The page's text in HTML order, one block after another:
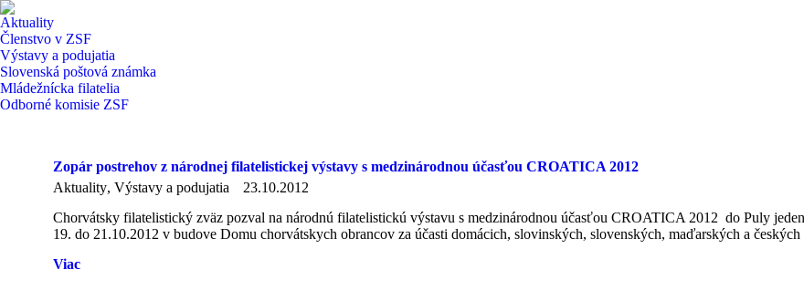
Aktuality
Členstvo v ZSF
Výstavy a podujatia
Slovenská poštová známka
Mládežnícka filatelia
Odborné komisie ZSF
Zopár postrehov z národnej filatelistickej výstavy s medzinárodnou účasťou CROATICA 2012
Aktuality, Výstavy a podujatia
23.10.2012
Chorvátsky filatelistický zväz pozval na národnú filatelistickú výstavu s medzinárodnou účasťou CROATICA 2012 do Puly
19. do 21.10.2012 v budove Domu chorvátskych obrancov za účasti domácich, slovinských, slovenských, maďarských a
Viac